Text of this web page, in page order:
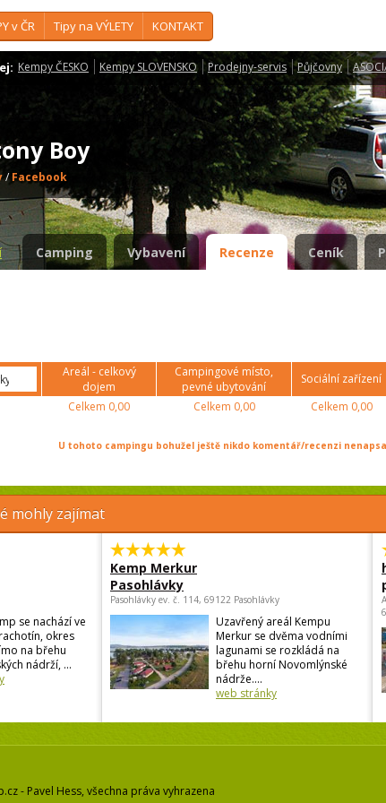
v ČR Tipy na VÝLETY KONTAKT
Kempy ČESKO Kempy SLOVENSKO Prodejny-servis Půjčovny
Boy
/Facebook
Camping Vybavení Recenze Ceník
Areál - celkový
dojem
Campingové místo,
pevné ubytování
Sociální zařízení
Celkem 0,00 Celkem 0,00 Celkem 0,00
U tohoto campingu bohužel ještě nikdo komentář/recenzi
mohly zajímat
se nachází ve
okres
na břehu
nádrží, ...
Kemp Merkur
Pasohlávky
Pasohlávky ev. č. 114, 69122 Pasohlávky
Uzavřený areál Kempu
Merkur se dvěma vodními
lagunami se rozkládá na
břehu horní Novomlýnské
nádrže....
web stránky
- Pavel Hess, všechna práva vyhrazena